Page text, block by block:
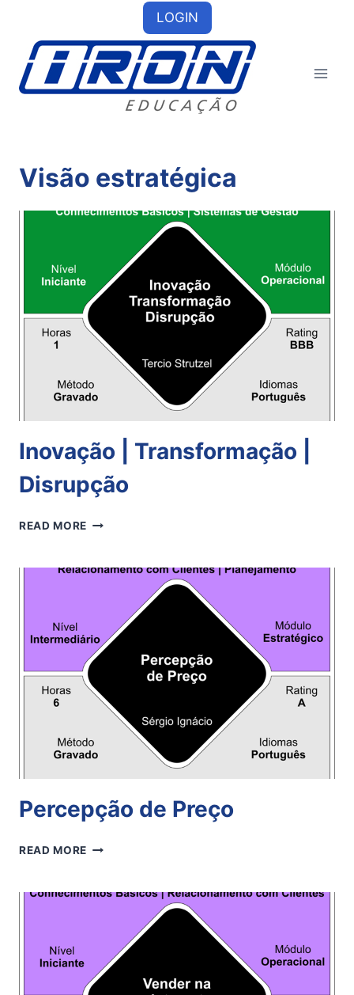
content
LOGIN
Visão estratégica
Inovação | Transformação |
Disrupção
READ MORE INOVAÇÃO
|
DISRUPÇÃO
Percepção de Preço
READ MORE PERCEPÇÃO